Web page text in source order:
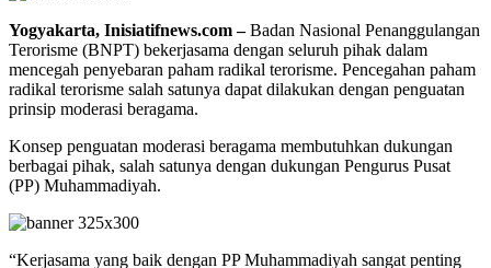
Yogyakarta, Inisiatifnews.com –Badan Nasional Penanggulangan
Terorisme (BNPT) bekerjasama dengan seluruh pihak dalam
mencegah penyebaran paham radikal terorisme. Pencegahan paham
radikal terorisme salah satunya dapat dilakukan dengan penguatan
prinsip moderasi beragama.
Konsep penguatan moderasi beragama membutuhkan dukungan
berbagai pihak, salah satunya dengan dukungan Pengurus Pusat
(PP) Muhammadiyah.
“Kerjasama yang baik dengan PP Muhammadiyah sangat penting